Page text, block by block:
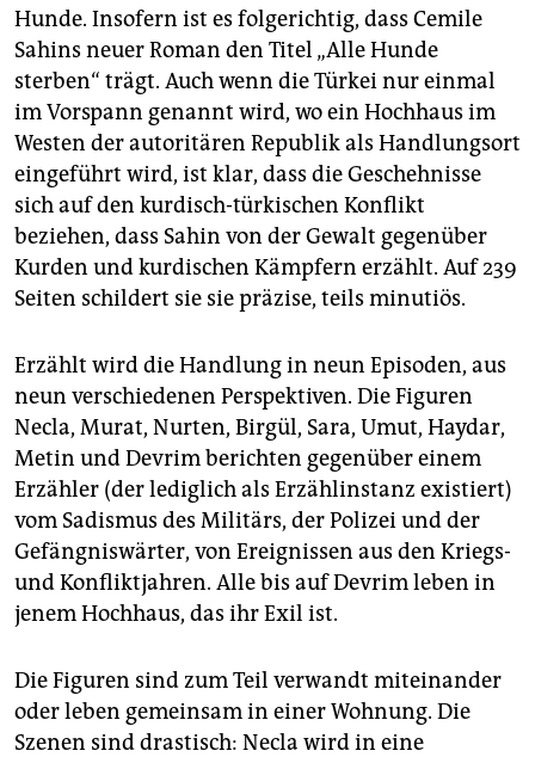
Hunde. Insofern ist es folgerichtig, dass Cemile
Sahins neuer Roman den Titel „Alle Hunde
sterben“ trägt. Auch wenn die Türkei nur einmal
im Vorspann genannt wird, wo ein Hochhaus im
Westen der autoritären Republik als Handlungsort
eingeführt wird, ist klar, dass die Geschehnisse
sich auf den kurdisch-türkischen Konflikt
beziehen, dass Sahin von der Gewalt gegenüber
Kurden und kurdischen Kämpfern erzählt. Auf 239
Seiten schildert sie sie präzise, teils minutiös.
Erzählt wird die Handlung in neun Episoden, aus
neun verschiedenen Perspektiven. Die Figuren
Necla, Murat, Nurten, Birgül, Sara, Umut, Haydar,
Metin und Devrim berichten gegenüber einem
Erzähler (der lediglich als Erzählinstanz existiert)
vom Sadismus des Militärs, der Polizei und der
Gefängniswärter, von Ereignissen aus den Kriegs-
und Konfliktjahren. Alle bis auf Devrim leben in
jenem Hochhaus, das ihr Exil ist.
Die Figuren sind zum Teil verwandt miteinander
oder leben gemeinsam in einer Wohnung. Die
Szenen sind drastisch: Necla wird in eine